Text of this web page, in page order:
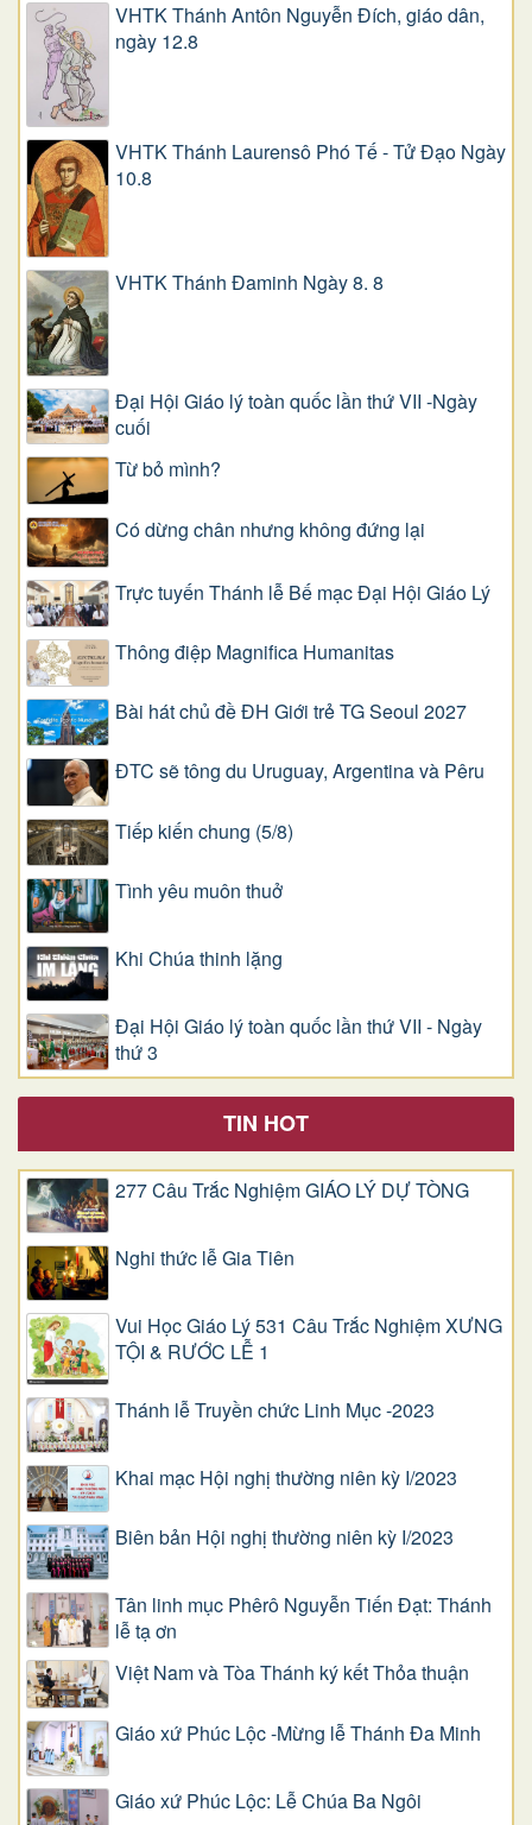
VHTK Thánh Antôn Nguyễn Ðích, giáo dân,
ngày 12.8
VHTK Thánh Laurensô Phó Tế - Tử Đạo Ngày
10.8
VHTK Thánh Đaminh Ngày 8. 8
Đại Hội Giáo lý toàn quốc lần thứ VII -Ngày
cuối
Từ bỏ mình?
Có dừng chân nhưng không đứng lại
Trực tuyến Thánh lễ Bế mạc Đại Hội Giáo Lý
Thông điệp Magnifica Humanitas
Bài hát chủ đề ĐH Giới trẻ TG Seoul 2027
ĐTC sẽ tông du Uruguay, Argentina và Pêru
Tiếp kiến chung (5/8)
Tình yêu muôn thuở
Khi Chúa thinh lặng
Đại Hội Giáo lý toàn quốc lần thứ VII - Ngày
thứ 3
TIN HOT
277 Câu Trắc Nghiệm GIÁO LÝ DỰ TÒNG
Nghi thức lễ Gia Tiên
Vui Học Giáo Lý 531 Câu Trắc Nghiệm XƯNG
TỘI & RƯỚC LỄ 1
Thánh lễ Truyền chức Linh Mục -2023
Khai mạc Hội nghị thường niên kỳ I/2023
Biên bản Hội nghị thường niên kỳ I/2023
Tân linh mục Phêrô Nguyễn Tiến Đạt: Thánh
lễ tạ ơn
Việt Nam và Tòa Thánh ký kết Thỏa thuận
Giáo xứ Phúc Lộc -Mừng lễ Thánh Đa Minh
Giáo xứ Phúc Lộc: Lễ Chúa Ba Ngôi